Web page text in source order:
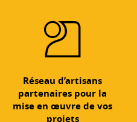
Réseau d’artisans
partenaires pour la
mise en œuvre de vos
projets